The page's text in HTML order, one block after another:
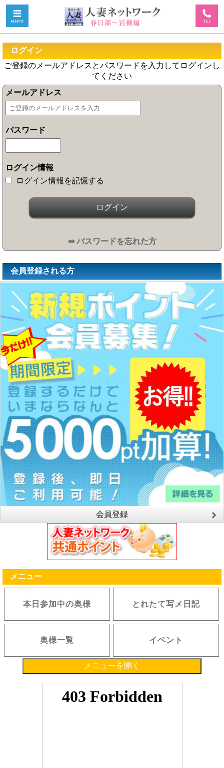
ログイン
ご登録のメールアドレスとパスワードを入力してログインし
てください
メールアドレス
パスワード
ログイン情報
ログイン情報を記憶する
⇛ パスワードを忘れた方
会員登録される方
会員登録
メニュー
本日参加中の奥様 とれたて写メ日記
奥様一覧 イベント
メニューを開く